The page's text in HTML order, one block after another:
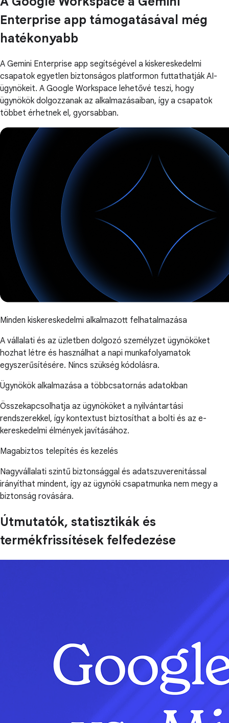
Enterprise app támogatásával még
hatékonyabb
A Gemini Enterprise app segítségével a kiskereskedelmi
csapatok egyetlen biztonságos platformon futtathatják AI-
ügynökeit. A Google Workspace lehetővé teszi, hogy
ügynökök dolgozzanak az alkalmazásaiban, így a csapatok
többet érhetnek el, gyorsabban.
Minden kiskereskedelmi alkalmazott felhatalmazása
A vállalati és az üzletben dolgozó személyzet ügynököket
hozhat létre és használhat a napi munkafolyamatok
egyszerűsítésére. Nincs szükség kódolásra.
Ügynökök alkalmazása a többcsatornás adatokban
Összekapcsolhatja az ügynököket a nyilvántartási
rendszerekkel, így kontextust biztosíthat a bolti és az e-
kereskedelmi élmények javításához.
Magabiztos telepítés és kezelés
Nagyvállalati szintű biztonsággal és adatszuverenitással
irányíthat mindent, így az ügynöki csapatmunka nem megy a
biztonság rovására.
Útmutatók, statisztikák és
termékfrissítések felfedezése